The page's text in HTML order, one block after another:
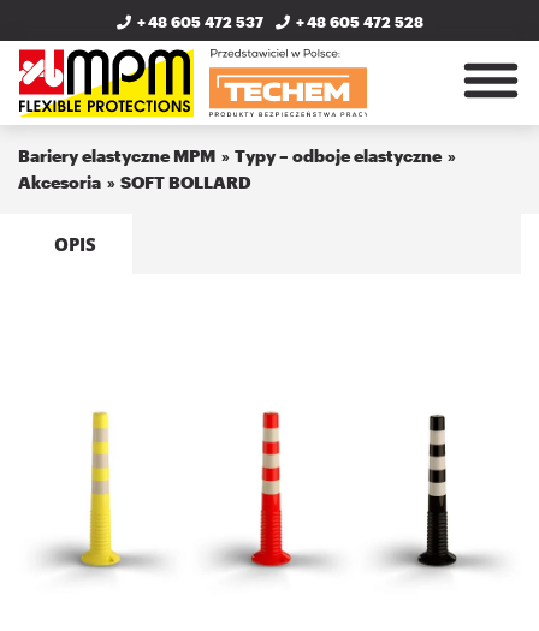
+ 48 605 472 537 + 48 605 472 528
Bariery elastyczne MPM
Typy – odboje elastyczne
Akcesoria
SOFT BOLLARD
OPIS